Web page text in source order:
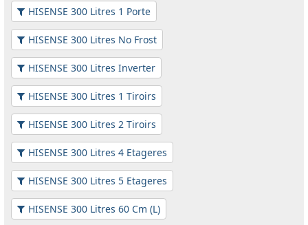
HISENSE 300 Litres 1 Porte
HISENSE 300 Litres No Frost
HISENSE 300 Litres Inverter
HISENSE 300 Litres 1 Tiroirs
HISENSE 300 Litres 2 Tiroirs
HISENSE 300 Litres 4 Etageres
HISENSE 300 Litres 5 Etageres
HISENSE 300 Litres 60 Cm (L)